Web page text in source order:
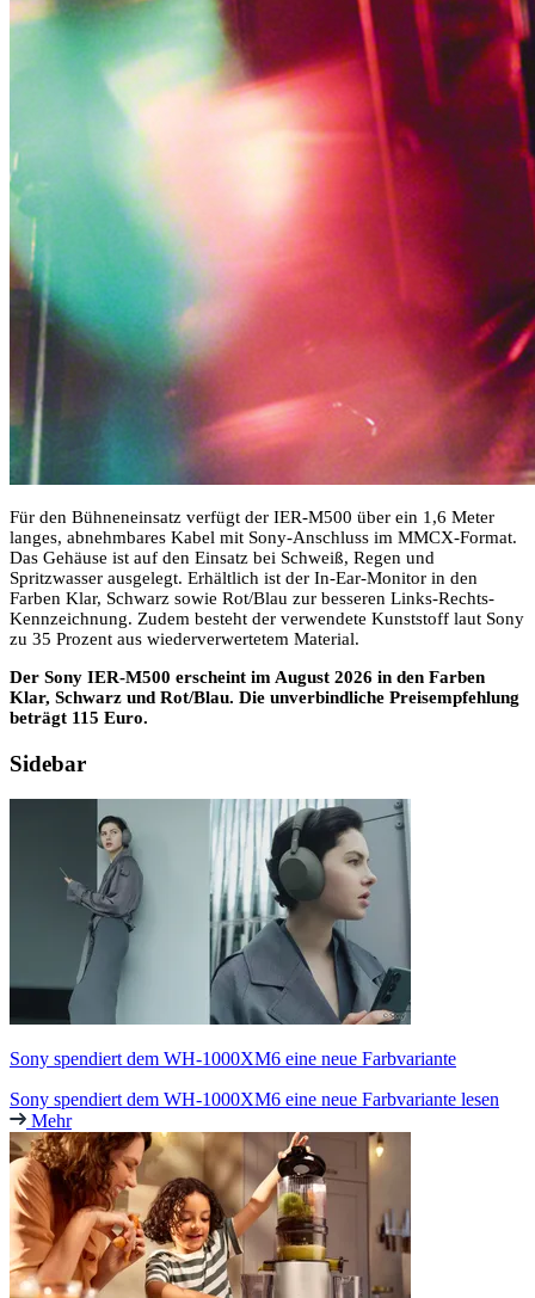
Für den Bühneneinsatz verfügt der IER-M500 über ein 1,6 Meter
langes, abnehmbares Kabel mit Sony-Anschluss im MMCX-Format.
Das Gehäuse ist auf den Einsatz bei Schweiß, Regen und
Spritzwasser ausgelegt. Erhältlich ist der In-Ear-Monitor in den
Farben Klar, Schwarz sowie Rot/Blau zur besseren Links-Rechts-
Kennzeichnung. Zudem besteht der verwendete Kunststoff laut Sony
zu 35 Prozent aus wiederverwertetem Material.
Der Sony IER-M500 erscheint im August 2026 in den Farben
Klar, Schwarz und Rot/Blau. Die unverbindliche Preisempfehlung
beträgt 115 Euro.
Sidebar
Sony spendiert dem WH-1000XM6 eine neue Farbvariante
Sony spendiert dem WH-1000XM6 eine neue Farbvariante lesen
Mehr